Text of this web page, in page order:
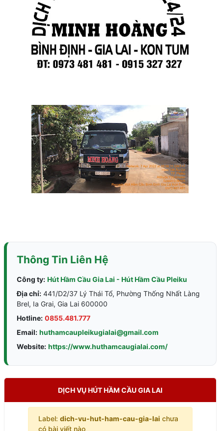
Thông Tin Liên Hệ
Công ty: Hút Hầm Cầu Gia Lai - Hút Hầm Cầu Pleiku
Địa chỉ:441/D2/37 Lý Thái Tổ, Phường Thống Nhất Làng
Brel, Ia Grai, Gia Lai 600000
Hotline: 0855.481.777
Email: huthamcaupleikugialai@gmail.com
Website: https://www.huthamcaugialai.com/
DỊCH VỤ HÚT HẦM CẦU GIA LAI
Label: dich-vu-hut-ham-cau-gia-lai chưa
có bài viết nào